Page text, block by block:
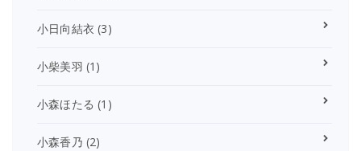
小日向結衣 (3)
小柴美羽 (1)
小森ほたる (1)
小森香乃 (2)